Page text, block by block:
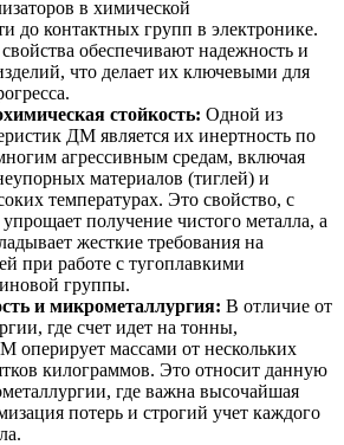
в химической
до контактных групп в электронике.
обеспечивают надежность и
что делает их ключевыми для
стойкость: Одной из
ДМ является их инертность по
агрессивным средам, включая
материалов (тиглей) и
температурах. Это свойство, с
получение чистого металла, а
жесткие требования на
при работе с тугоплавкими
группы.
и микрометаллургия: В отличие от
где счет идет на тонны,
оперирует массами от нескольких
килограммов. Это относит данную
где важна высочайшая
потерь и строгий учет каждого